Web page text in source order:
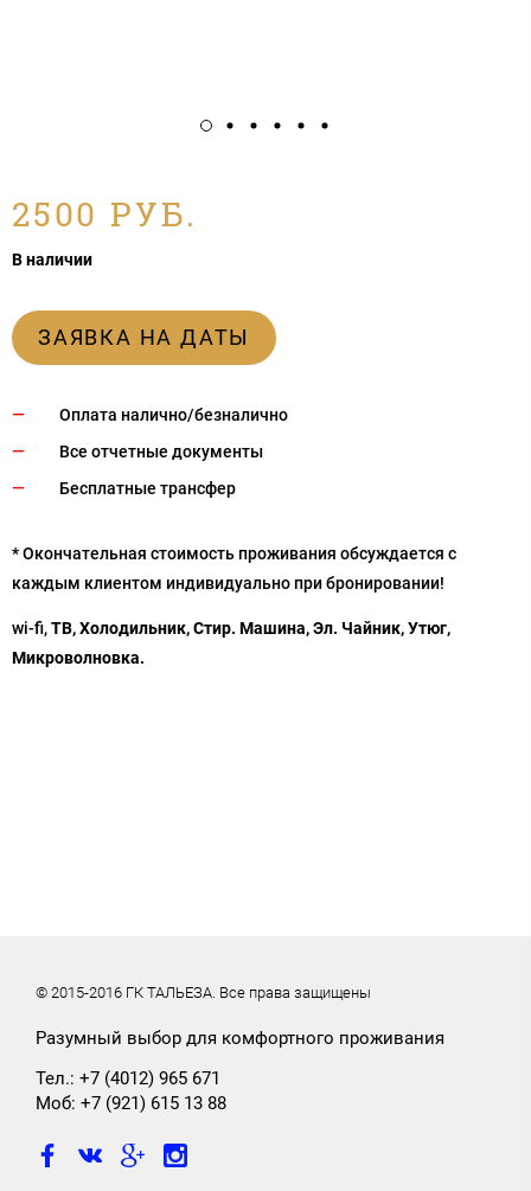
2500 РУБ.
В наличии
ЗАЯВКА НА ДАТЫ
Оплата налично/безналично
Все отчетные документы
Бесплатные трансфер
* Окончательная стоимость проживания обсуждается с
каждым клиентом индивидуально при бронировании!
wi-fi,ТВ, Холодильник, Стир. Машина, Эл. Чайник, Утюг,
Микроволновка.
© 2015-2016 ГК ТАЛЬЕЗА. Все права защищены
Разумный выбор для комфортного проживания
Тел.: +7 (4012) 965 671
Моб: +7 (921) 615 13 88